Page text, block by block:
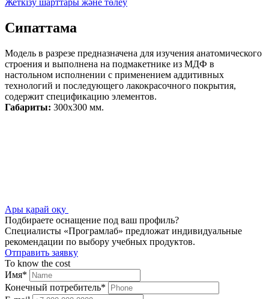
Сипаттама
Модель в разрезе предназначена для изучения анатомического
строения и выполнена на подмакетнике из МДФ в
настольном исполнении с применением аддитивных
технологий и последующего лакокрасочного покрытия,
содержит спецификацию элементов.
Габариты: 300х300 мм.
Ары қарай оқу
Подбираете оснащение под ваш профиль?
Специалисты «Програмлаб» предложат индивидуальные
рекомендации по выбору учебных продуктов.
Отправить заявку
To know the cost
Имя*
Конечный потребитель*